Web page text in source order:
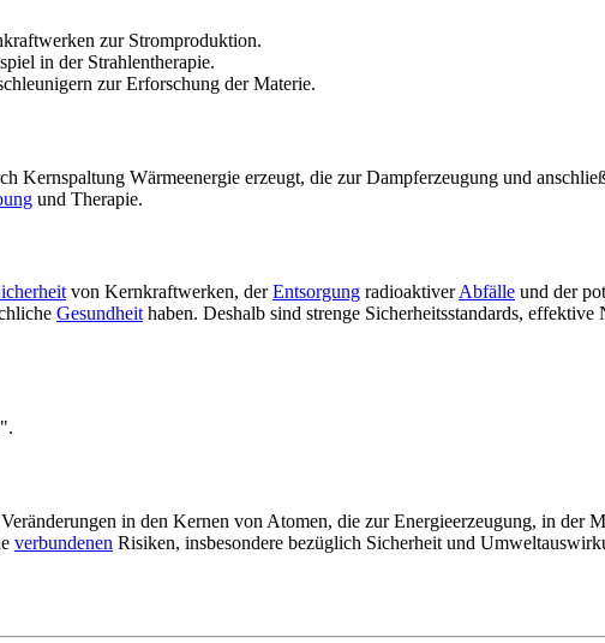
zur Stromproduktion.
in der Strahlentherapie.
zur Erforschung der Materie.
Kernspaltung Wärmeenergie erzeugt, die zur Dampferzeugung und
und Therapie.
von Kernkraftwerken, derEntsorgung radioaktiverAbfälle und der
Gesundheit haben. Deshalb sind strenge Sicherheitsstandards,
in den Kernen von Atomen, die zur Energieerzeugung, in der
verbundenen Risiken, insbesondere bezüglich Sicherheit und